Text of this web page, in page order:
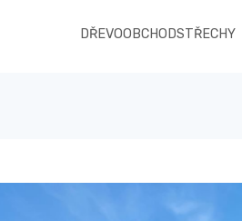
DŘEVOOBCHODSTŘECHY